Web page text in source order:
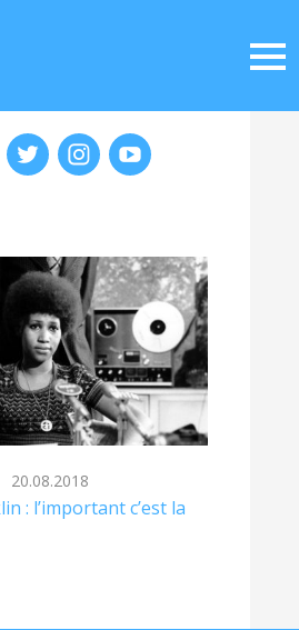
20.08.2018
: l’important c’est la